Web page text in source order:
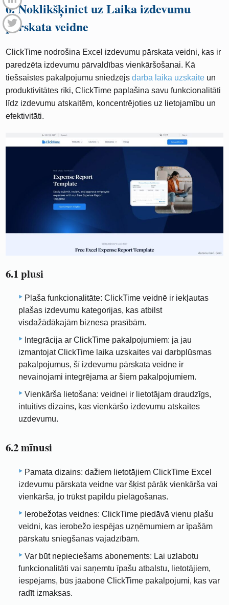
6. Noklikšķiniet uz Laika izdevumu
pārskata veidne
ClickTime nodrošina Excel izdevumu pārskata veidni, kas ir
paredzēta izdevumu pārvaldības vienkāršošanai. Kā
tiešsaistes pakalpojumu sniedzējsdarba laika uzskaite un
produktivitātes rīki, ClickTime paplašina savu funkcionalitāti
līdz izdevumu atskaitēm, koncentrējoties uz lietojamību un
efektivitāti.
6.1 plusi
Plaša funkcionalitāte: ClickTime veidnē ir iekļautas
plašas izdevumu kategorijas, kas atbilst
visdažādākajām biznesa prasībām.
Integrācija ar ClickTime pakalpojumiem: ja jau
izmantojat ClickTime laika uzskaites vai darbplūsmas
pakalpojumus, šī izdevumu pārskata veidne ir
nevainojami integrējama ar šiem pakalpojumiem.
Vienkārša lietošana: veidnei ir lietotājam draudzīgs,
intuitīvs dizains, kas vienkāršo izdevumu atskaites
uzdevumu.
6.2 mīnusi
Pamata dizains: dažiem lietotājiem ClickTime Excel
izdevumu pārskata veidne var šķist pārāk vienkārša vai
vienkārša, jo trūkst papildu pielāgošanas.
Ierobežotas veidnes: ClickTime piedāvā vienu plašu
veidni, kas ierobežo iespējas uzņēmumiem ar īpašām
pārskatu sniegšanas vajadzībām.
Var būt nepieciešams abonements: Lai uzlabotu
funkcionalitāti vai saņemtu īpašu atbalstu, lietotājiem,
iespējams, būs jāabonē ClickTime pakalpojumi, kas var
radīt izmaksas.